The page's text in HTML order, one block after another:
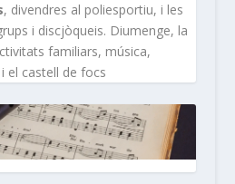
, divendres al poliesportiu, i les
i discjòqueis. Diumenge, la
familiars, música,
el castell de focs